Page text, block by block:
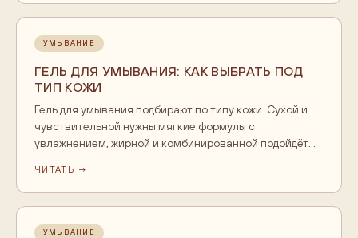
абразивом, поэтому подходит даже чувствительной
коже. Пользуются ей 2-3 раза в неделю по типу кожи, а
после отшелушивания кожу обязательно увлажняют.
УМЫВАНИЕ
ГЕЛЬ ДЛЯ УМЫВАНИЯ: КАК ВЫБРАТЬ ПОД
ТИП КОЖИ
Гель для умывания подбирают по типу кожи. Сухой и
чувствительной нужны мягкие формулы с
увлажнением, жирной и комбинированной подойдёт
признак хорошего геля: после умывания кожа чистая
и комфортная, без стянутости. Умываются гелем
утром и вечером тёплой водой.
ЧИТАТЬ →
УМЫВАНИЕ